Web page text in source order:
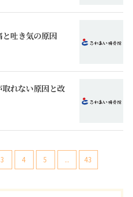
吐き気の原因
れない原因と改
3 4 5 ... 43